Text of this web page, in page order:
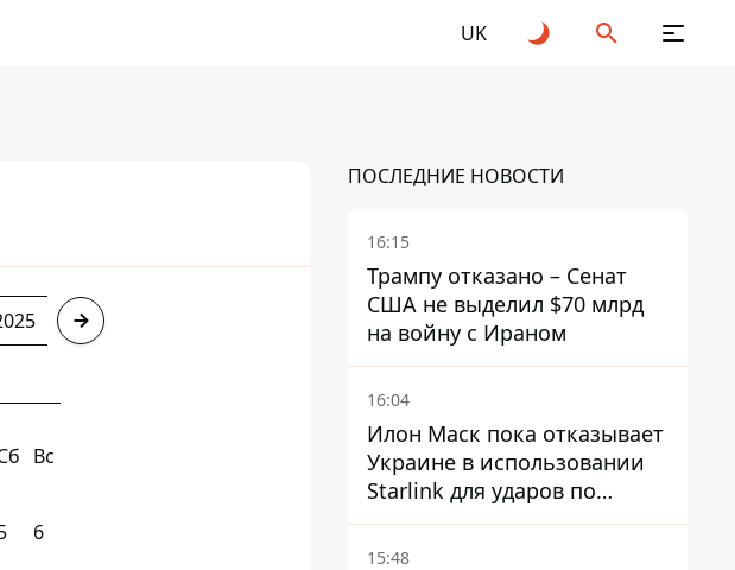
UK
2026
Вс
6
ПОСЛЕДНИЕ НОВОСТИ
16:15
Трампу отказано – Сенат
США не выделил $70 млрд
на войну с Ираном
16:04
Илон Маск пока отказывает
Украине в использовании
Starlink для ударов по
территории России – СМИ
15:48